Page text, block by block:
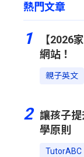
熱門文章
1
【2026
網站！
親子英文
2
讓孩子
學原則
TutorABC